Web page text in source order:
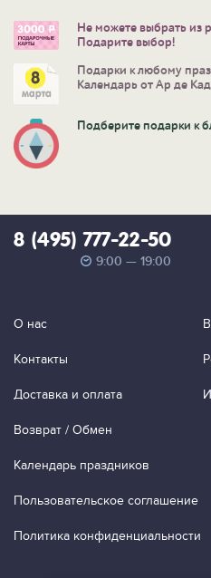
Не можете выбрать из
Подарите выбор!
Подарки к любому
Календарь от Ар де
Подберите подарки к
8 (495) 777-22-50
9:00 — 19:00
О нас
Контакты
Доставка и оплата
Возврат / Обмен
Календарь праздников
Пользовательское соглашение
Политика конфиденциальности